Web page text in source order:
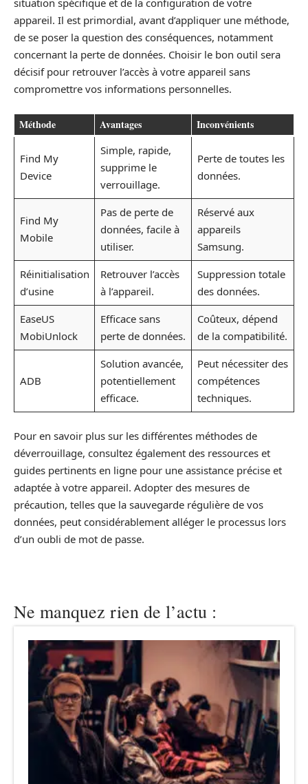
situation spécifique et de la configuration de votre
appareil. Il est primordial, avant d’appliquer une méthode,
de se poser la question des conséquences, notamment
concernant la perte de données. Choisir le bon outil sera
décisif pour retrouver l’accès à votre appareil sans
compromettre vos informations personnelles.
Méthode Avantages Inconvénients
Find My
Device
Simple, rapide,
supprime le
verrouillage.
Perte de toutes les
données.
Find My
Mobile
Pas de perte de
données, facile à
utiliser.
Réservé aux
appareils
Samsung.
Réinitialisation
d’usine
Retrouver l’accès
à l’appareil.
Suppression totale
des données.
EaseUS
MobiUnlock
Efficace sans
perte de données.
Coûteux, dépend
de la compatibilité.
ADB
Solution avancée,
potentiellement
efficace.
Peut nécessiter des
compétences
techniques.
Pour en savoir plus sur les différentes méthodes de
déverrouillage, consultez également des ressources et
guides pertinents en ligne pour une assistance précise et
adaptée à votre appareil. Adopter des mesures de
précaution, telles que la sauvegarde régulière de vos
données, peut considérablement alléger le processus lors
d’un oubli de mot de passe.
Ne manquez rien de l’actu :